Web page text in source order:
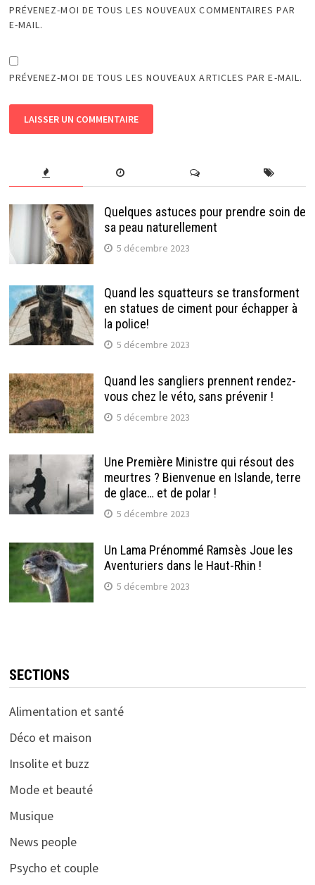
PRÉVENEZ-MOI DE TOUS LES NOUVEAUX COMMENTAIRES PAR
E-MAIL.
PRÉVENEZ-MOI DE TOUS LES NOUVEAUX ARTICLES PAR E-MAIL.
Quelques astuces pour prendre soin de
sa peau naturellement
5 décembre 2023
Quand les squatteurs se transforment
en statues de ciment pour échapper à
la police!
5 décembre 2023
Quand les sangliers prennent rendez-
vous chez le véto, sans prévenir !
5 décembre 2023
Une Première Ministre qui résout des
meurtres ? Bienvenue en Islande, terre
de glace… et de polar !
5 décembre 2023
Un Lama Prénommé Ramsès Joue les
Aventuriers dans le Haut-Rhin !
5 décembre 2023
SECTIONS
Alimentation et santé
Déco et maison
Insolite et buzz
Mode et beauté
Musique
News people
Psycho et couple